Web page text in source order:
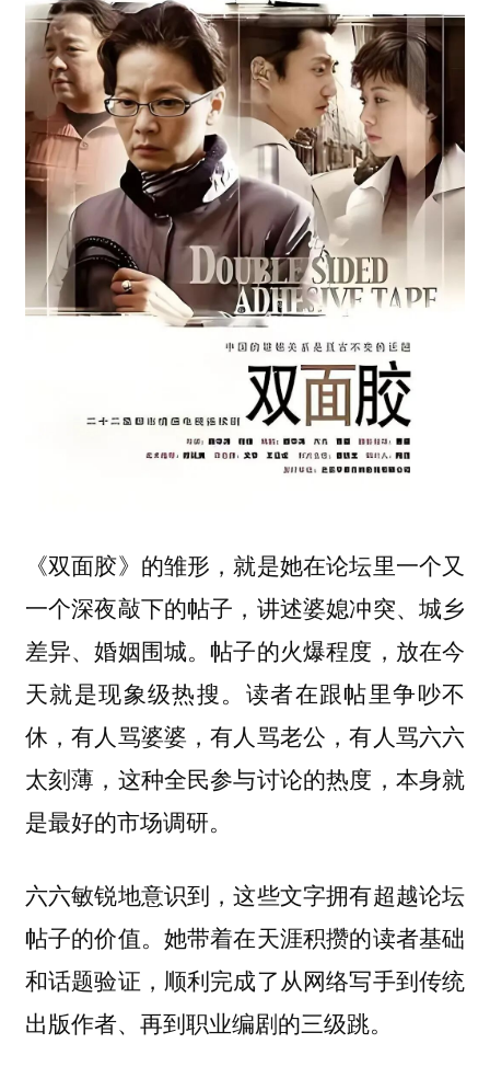
《双面胶》的雏形，就是她在论坛里一个又
一个深夜敲下的帖子，讲述婆媳冲突、城乡
差异、婚姻围城。帖子的火爆程度，放在今
天就是现象级热搜。读者在跟帖里争吵不
休，有人骂婆婆，有人骂老公，有人骂六六
太刻薄，这种全民参与讨论的热度，本身就
是最好的市场调研。
六六敏锐地意识到，这些文字拥有超越论坛
帖子的价值。她带着在天涯积攒的读者基础
和话题验证，顺利完成了从网络写手到传统
出版作者、再到职业编剧的三级跳。